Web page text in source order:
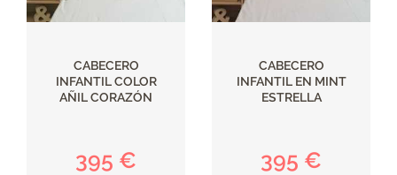
CABECERO
INFANTIL COLOR
AÑIL CORAZÓN
395 €
CABECERO
INFANTIL EN MINT
ESTRELLA
395 €